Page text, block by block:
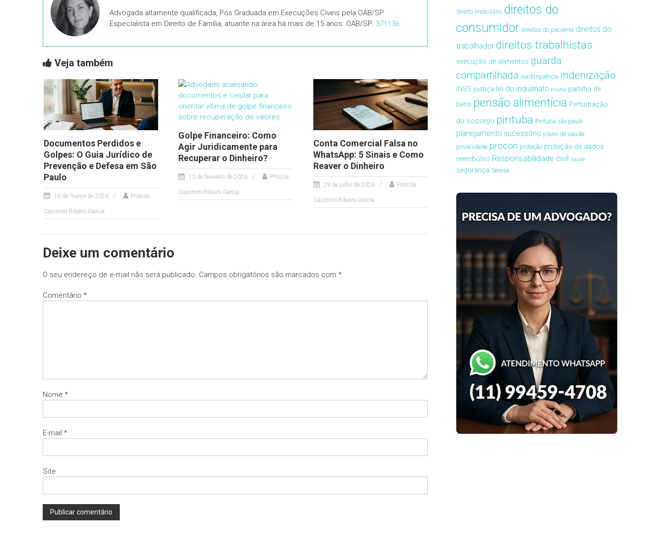
Advogada altamente qualificada, Pós Graduada em Execuções Cíveis pela OAB/SP.
Especialista em Direito de Família, atuante na área há mais de 15 anos. OAB/SP: 371136
Veja também
Documentos Perdidos e
Golpes: O Guia Jurídico de
Prevenção e Defesa em São
Paulo
15 de março de 2026 Priscila
Casimiro Ribeiro Garcia
Golpe Financeiro: Como
Agir Juridicamente para
Recuperar o Dinheiro?
13 de fevereiro de 2026 Priscila
Casimiro Ribeiro Garcia
Conta Comercial Falsa no
WhatsApp: 5 Sinais e Como
Reaver o Dinheiro
29 de julho de 2026 Priscila
Casimiro Ribeiro Garcia
Deixe um comentário
O seu endereço de e-mail não será publicado. Campos obrigatórios são marcados com *
Comentário *
Nome *
E-mail *
Site
direito imobiliário direitos do
consumidor direitos do paciente direitos do
trabalhador direitos trabalhistas
execução de alimentos guarda
compartilhada inadimplência indenização
INSS justiça lei do inquilinato multa partilha de
bens pensão alimentícia Perturbação
do sossego pirituba Pirituba são paulo
planejamento sucessório plano de saúde
privacidade procon proteção proteção de dados
reembolso Responsabilidade civil Saúde
segurança Serasa